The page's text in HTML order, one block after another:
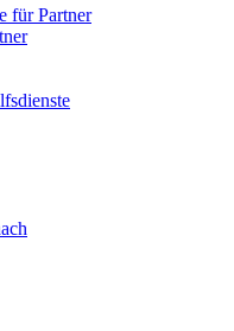
für Partner